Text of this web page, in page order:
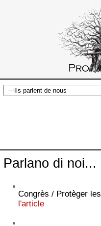
Parlano di noi...
Congrès / Protèger
l'article